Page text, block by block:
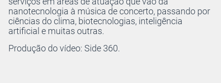
nanotecnologia à música de concerto, passando por
ciências do clima, biotecnologias, inteligência
artificial e muitas outras.
Produção do vídeo: Side 360.